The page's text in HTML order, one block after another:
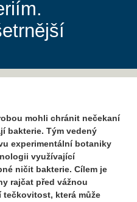
mohli chránit nečekaní
bakterie. Tým vedený
experimentální botaniky
využívající
ničit bakterie. Cílem je
rajčat před vážnou
která může